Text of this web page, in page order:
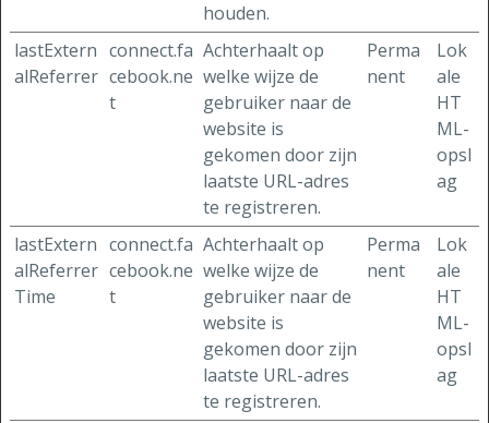
houden.
lastExtern
alReferrer
connect.fa
cebook.ne
t
Achterhaalt op
welke wijze de
gebruiker naar de
website is
gekomen door zijn
laatste URL-adres
te registreren.
Perma
nent
Lok
ale
HT
ML-
opsl
ag
lastExtern
alReferrer
Time
connect.fa
cebook.ne
t
Achterhaalt op
welke wijze de
gebruiker naar de
website is
gekomen door zijn
laatste URL-adres
te registreren.
Perma
nent
Lok
ale
HT
ML-
opsl
ag